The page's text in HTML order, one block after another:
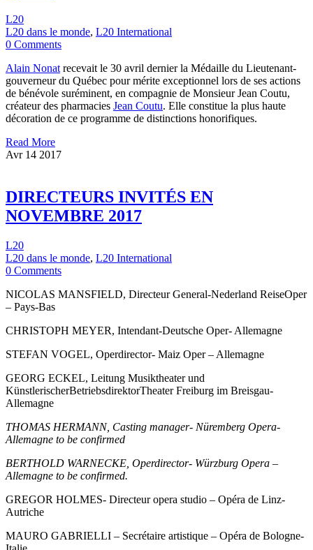
L20
L20 dans le monde, L20 International
0 Comments
Alain Nonat recevait le 30 avril dernier la Médaille du Lieutenant-
gouverneur du Québec pour mérite exceptionnel lors de ses actions
de bénévole suréminent, en compagnie de Monsieur Jean Coutu,
créateur des pharmacies Jean Coutu. Elle constitue la plus haute
décoration de ce programme de distinctions honorifiques.
Read More
Avr 14 2017
DIRECTEURS INVITÉS EN
NOVEMBRE 2017
L20
L20 dans le monde, L20 International
0 Comments
NICOLAS MANSFIELD, Directeur General-Nederland ReiseOper
– Pays-Bas
CHRISTOPH MEYER, Intendant-Deutsche Oper- Allemagne
STEFAN VOGEL, Operdirector- Maiz Oper – Allemagne
GEORG ECKEL, Leitung Musiktheater und
KünstlerischerBetriebsdirektorTheater Freiburg im Breisgau-
Allemagne
THOMAS HERMANN, Casting manager- Nüremberg Opera-
Allemagne to be confirmed
BERTHOLD WARNECKE, Operdirector- Würzburg Opera –
Allemagne to be confirmed.
GREGOR HOLMES- Directeur opera studio – Opéra de Linz-
Autriche
MAURO GABRIELLI – Secrétaire artistique – Opéra de Bologne-